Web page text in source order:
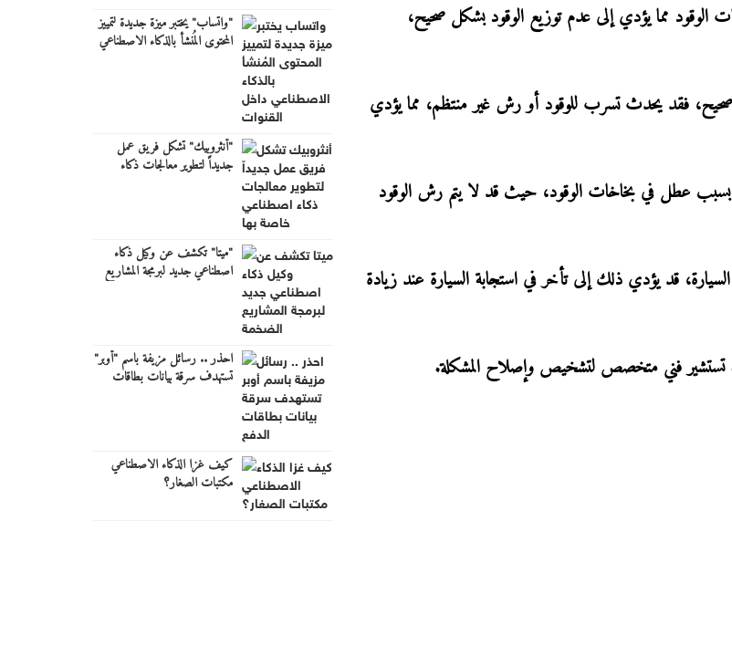
الوقود مما يؤدي إلى عدم توزيع الوقود بشكل صحيح،
صحيح، فقد يحدث تسرب للوقود أو رش غير منتظم، مما يؤدي
بسبب عطل في بخاخات الوقود، حيث قد لا يتم رش الوقود
قد يؤدي ذلك إلى تأخر في استجابة السيارة عند زيادة
تستشير فني متخصص لتشخيص وإصلاح المشكلة.
"واتساب" يختبر ميزة جديدة لتمييز
المحتوى المُنشأ بالذكاء الاصطناعي
"أنثروبيك" تشكل فريق عمل
جديداً لتطوير معالجات ذكاء
"ميتا" تكشف عن وكيل ذكاء
اصطناعي جديد لبرمجة المشاريع
احذر .. رسائل مزيفة باسم "أوبر"
تستهدف سرقة بيانات بطاقات
كيف غزا الذكاء الاصطناعي
مكتبات الصغار؟